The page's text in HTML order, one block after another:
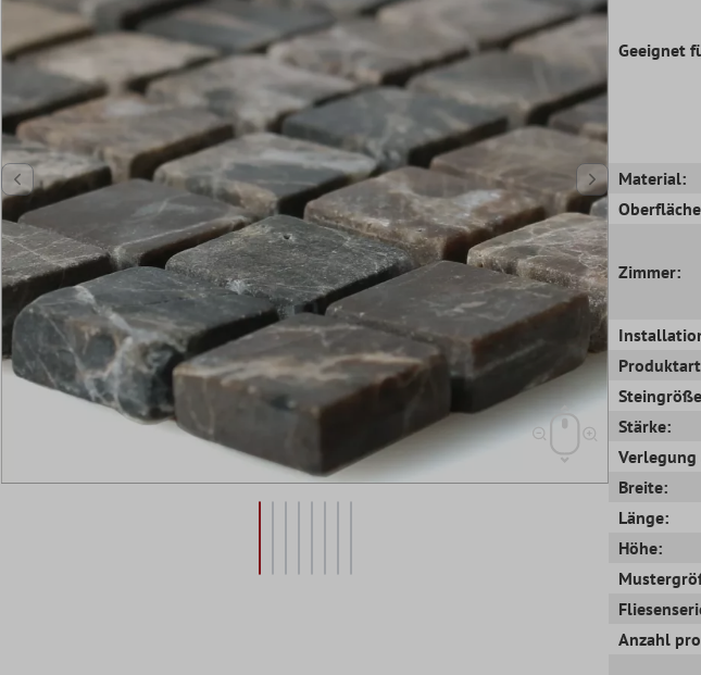
Geeignet
Material:
Zimmer:
Stärke:
Verlegung
Breite:
Länge:
Höhe:
Anzahl